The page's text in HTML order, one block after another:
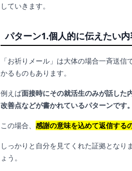
していきます。
パターン1.個人的に伝えたい
「お祈りメール」は大体の場合一斉送
かるものもあります。
例えば面接時にその就活生のみが話した
改善点などが書かれているパターンです。
この場合、 感謝の意味を込めて返信する
しっかりと自分を見てくれた証拠となり
ょう。